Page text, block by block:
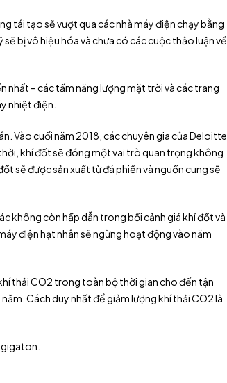
tái tạo sẽ vượt qua các nhà máy điện chạy bằng
bị vô hiệu hóa và chưa có các cuộc thảo luận về
nhất – các tấm năng lượng mặt trời và các trang
nhiệt điện.
Vào cuối năm 2018, các chuyên gia của Deloitte
khí đốt sẽ đóng một vai trò quan trọng không
sẽ được sản xuất từ đá phiến và nguồn cung sẽ
không còn hấp dẫn trong bối cảnh giá khí đốt và
điện hạt nhân sẽ ngừng hoạt động vào năm
thải CO2 trong toàn bộ thời gian cho đến tận
Cách duy nhất để giảm lượng khí thải CO2 là